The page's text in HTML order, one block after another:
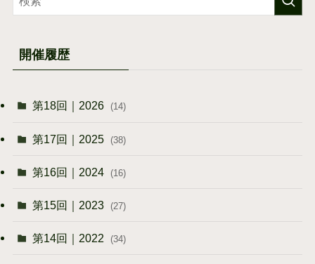
開催履歴
第18回｜2026 (14)
第17回｜2025 (38)
第16回｜2024 (16)
第15回｜2023 (27)
第14回｜2022 (34)